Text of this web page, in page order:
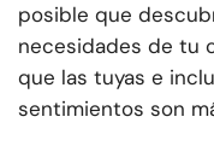
posible que
necesidades de tu
que las tuyas e
sentimientos son